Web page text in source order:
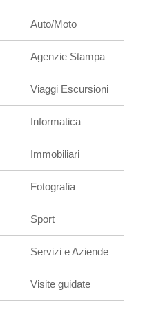
Auto/Moto
Agenzie Stampa
Viaggi Escursioni
Informatica
Immobiliari
Fotografia
Sport
Servizi e Aziende
Visite guidate